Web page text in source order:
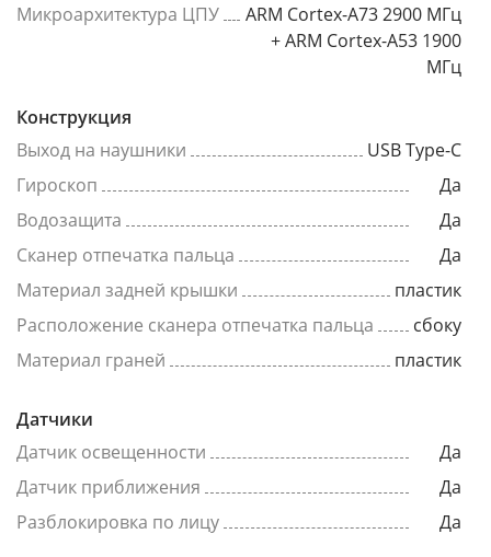
Микроархитектура ЦПУ
ARM Cortex-A73 2900 МГц
+ ARM Cortex-A53 1900
МГц
Конструкция
Выход на наушники
USB Type-C
Гироскоп
Да
Водозащита
Да
Сканер отпечатка пальца
Да
Материал задней крышки
пластик
Расположение сканера отпечатка пальца
сбоку
Материал граней
пластик
Датчики
Датчик освещенности
Да
Датчик приближения
Да
Разблокировка по лицу
Да